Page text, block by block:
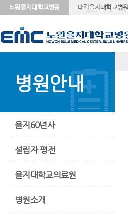
노원을지대학교병원 대전을지대학교병원
병원안내
을지60년사
설립자 평전
을지대학교의료원
병원소개